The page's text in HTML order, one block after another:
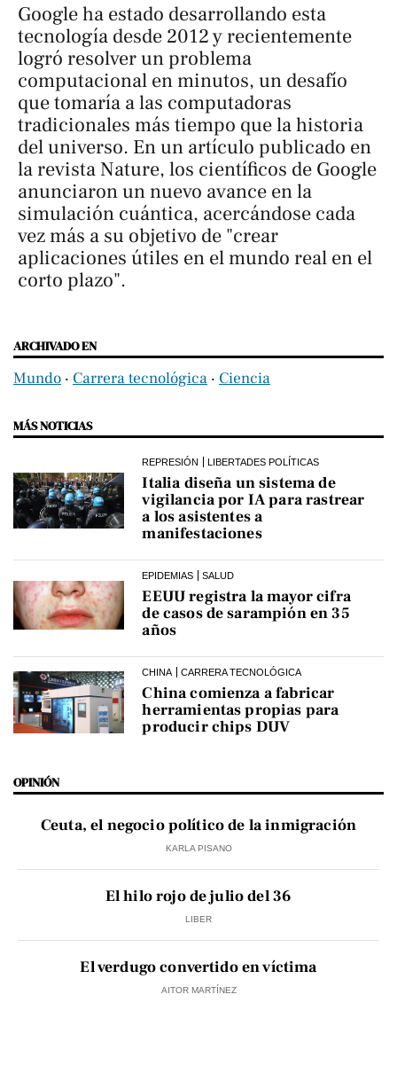
Google ha estado desarrollando esta
tecnología desde 2012 y recientemente
logró resolver un problema
computacional en minutos, un desafío
que tomaría a las computadoras
tradicionales más tiempo que la historia
del universo. En un artículo publicado en
la revista Nature, los científicos de Google
anunciaron un nuevo avance en la
simulación cuántica, acercándose cada
vez más a su objetivo de "crear
aplicaciones útiles en el mundo real en el
corto plazo".
ARCHIVADO EN
Mundo ‧ Carrera tecnológica ‧ Ciencia
MÁS NOTICIAS
REPRESIÓN LIBERTADES POLÍTICAS
Italia diseña un sistema de
vigilancia por IA para rastrear
a los asistentes a
manifestaciones
EPIDEMIAS SALUD
EEUU registra la mayor cifra
de casos de sarampión en 35
años
CHINA CARRERA TECNOLÓGICA
China comienza a fabricar
herramientas propias para
producir chips DUV
OPINIÓN
Ceuta, el negocio político de la inmigración
KARLA PISANO
El hilo rojo de julio del 36
LIBER
El verdugo convertido en víctima
AITOR MARTÍNEZ